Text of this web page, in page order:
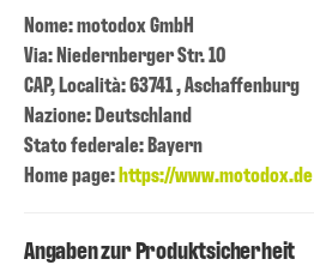
Nome: motodox GmbH
Via: Niedernberger Str. 10
CAP, Località: 63741 , Aschaffenburg
Nazione: Deutschland
Stato federale: Bayern
Home page:https://www.motodox.de
Angaben zur Produktsicherheit